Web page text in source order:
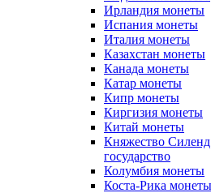
Ирландия монеты
Испания монеты
Италия монеты
Казахстан монеты
Канада монеты
Катар монеты
Кипр монеты
Киргизия монеты
Китай монеты
Княжество Силенд
государство
Колумбия монеты
Коста-Рика монеты